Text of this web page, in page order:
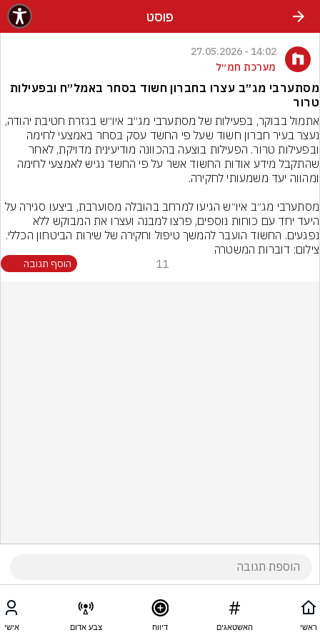
פוסט
14:02 - 27.05.2026
מערכת חמ״ל
מסתערבי מג״ב עצרו בחברון חשוד בסחר באמל״ח ובפעילות
טרור
ובפעילות טרור. הפעילות בוצעה בהכוונה מודיעינית מדויקת, לאחר
נפגעים. החשוד הועבר להמשך טיפול וחקירה של שירות הביטחון הכללי.
צילום: דוברות המשטרה
11 הוסף תגובה
ראשי האשטאגים דיווח צבע אדום אישי